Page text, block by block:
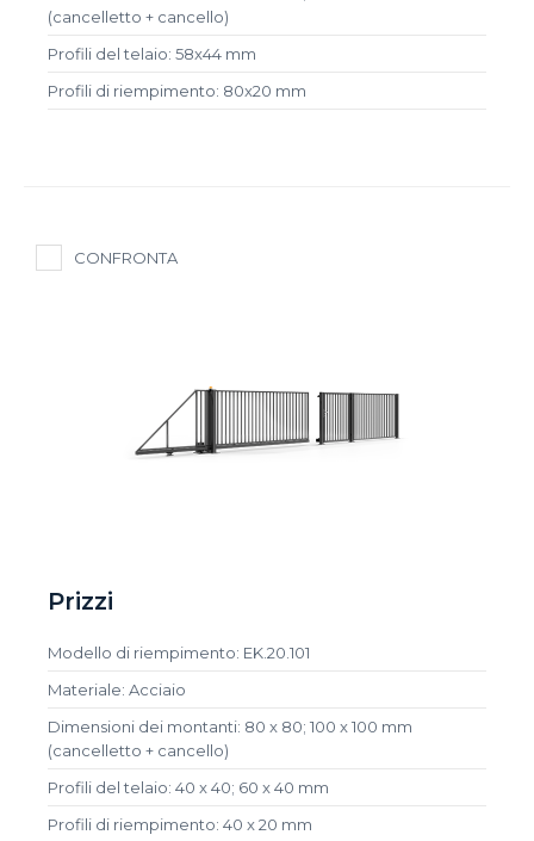
(cancelletto + cancello)
Profili del telaio: 58x44 mm
Profili di riempimento: 80x20 mm
CONFRONTA
Prizzi
Modello di riempimento: EK.20.101
Materiale: Acciaio
Dimensioni dei montanti: 80 x 80; 100 x 100 mm
(cancelletto + cancello)
Profili del telaio: 40 x 40; 60 x 40 mm
Profili di riempimento: 40 x 20 mm